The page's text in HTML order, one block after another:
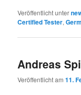
Veröffentlicht unter
Certified Tester,
Andreas
Veröffentlicht am11.